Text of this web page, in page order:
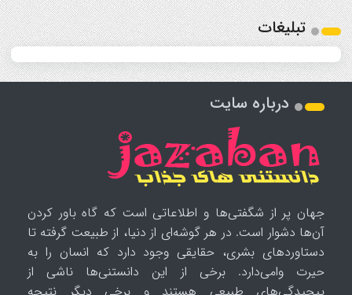
تبلیغات
درباره سایت
جهان پر از شگفتی‌ها و اطلاعاتی است که گاه باور کردن
آن‌ها دشوار است. در هر گوشه‌ای از دنیا، از طبیعت گرفته تا
دستاوردهای بشری، حقایقی وجود دارد که انسان را به
حیرت وامی‌دارد. برخی از این دانستنی‌ها ناشی از